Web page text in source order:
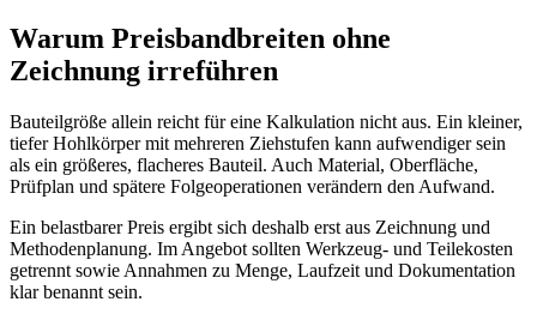
Warum Preisbandbreiten ohne
Zeichnung irreführen
Bauteilgröße allein reicht für eine Kalkulation nicht aus. Ein kleiner,
tiefer Hohlkörper mit mehreren Ziehstufen kann aufwendiger sein
als ein größeres, flacheres Bauteil. Auch Material, Oberfläche,
Prüfplan und spätere Folgeoperationen verändern den Aufwand.
Ein belastbarer Preis ergibt sich deshalb erst aus Zeichnung und
Methodenplanung. Im Angebot sollten Werkzeug- und Teilekosten
getrennt sowie Annahmen zu Menge, Laufzeit und Dokumentation
klar benannt sein.